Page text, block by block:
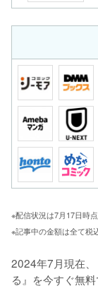
※配信状況は7月17日時点
※記事中の金額は全て税
2024年7月現在
る』を今すぐ無